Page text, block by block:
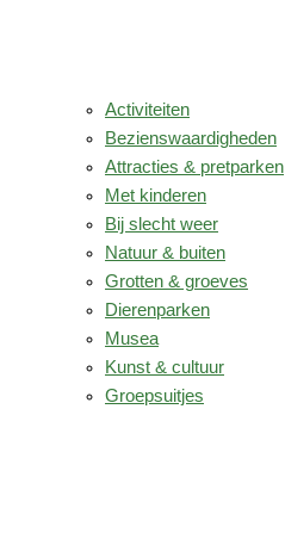
Activiteiten
Bezienswaardigheden
Attracties & pretparken
Met kinderen
Bij slecht weer
Natuur & buiten
Grotten & groeves
Dierenparken
Musea
Kunst & cultuur
Groepsuitjes